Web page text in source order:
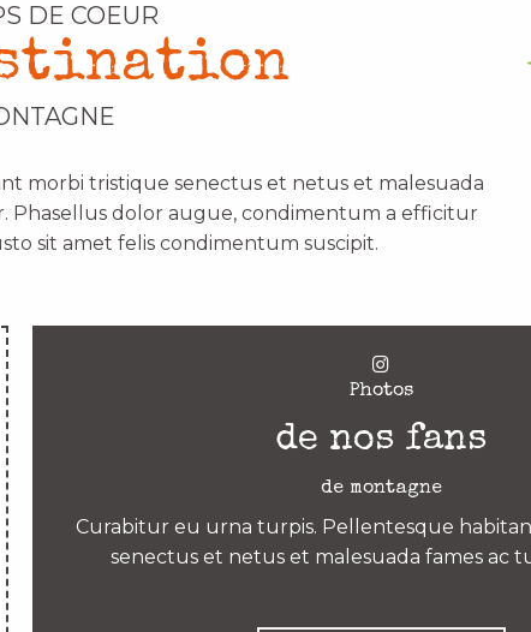
DE COEUR
morbi tristique senectus et netus et malesuada
Phasellus dolor augue, condimentum a efficitur
sit amet felis condimentum suscipit.
Photos
de nos fans
de montagne
Curabitur eu urna turpis. Pellentesque
senectus et netus et malesuada fames ac